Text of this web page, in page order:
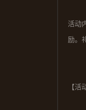
活动
励。
【活